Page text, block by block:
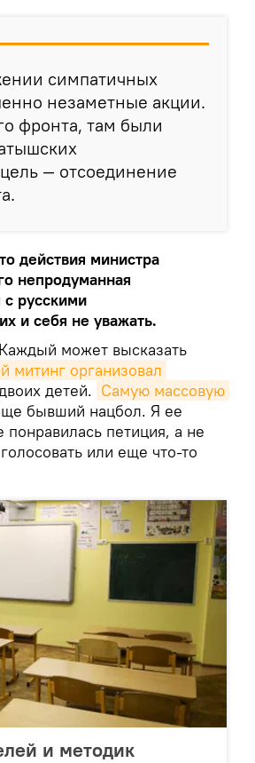
симпатичных
незаметные акции.
фронта, там были
— отсоединение
действия министра
непродуманная
с русскими
и себя не уважать.
может высказать
митинг организовал
детей. Самую массовую
бывший нацбол. Я ее
петиция, а не
или еще что-то
и методик